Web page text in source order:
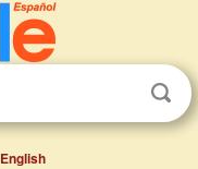
English